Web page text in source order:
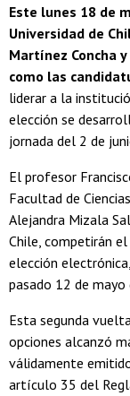
Este lunes 18 de
Universidad de
Martínez Concha
como las
liderar a la
elección se
jornada del 2 de
El profesor
Facultad de
Alejandra Mizala
Chile, competirán
elección
pasado 12 de mayo
Esta segunda
opciones alcanzó
válidamente
artículo 35 del